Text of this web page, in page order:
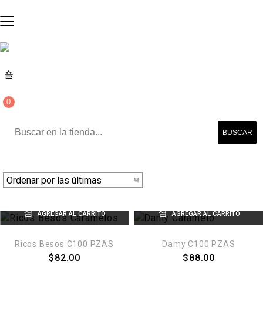
0
BUSCAR
AGREGAR AL CARRITO
Ricos Besos C100 PZAS
$82.00
AGREGAR AL CARRITO
Damy C100 PZAS
$88.00